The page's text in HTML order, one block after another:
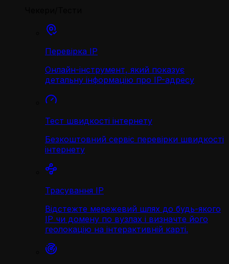
Перевірка IP
Онлайн-інструмент, який показує
детальну інформацію про IP-адресу
Тест швидкості інтернету
Безкоштовний сервіс перевірки швидкості
інтернету
Трасування IP
Відстежте мережевий шлях до будь-якого
IP чи домену по вузлах і визначте його
геолокацію на інтерактивній карті.